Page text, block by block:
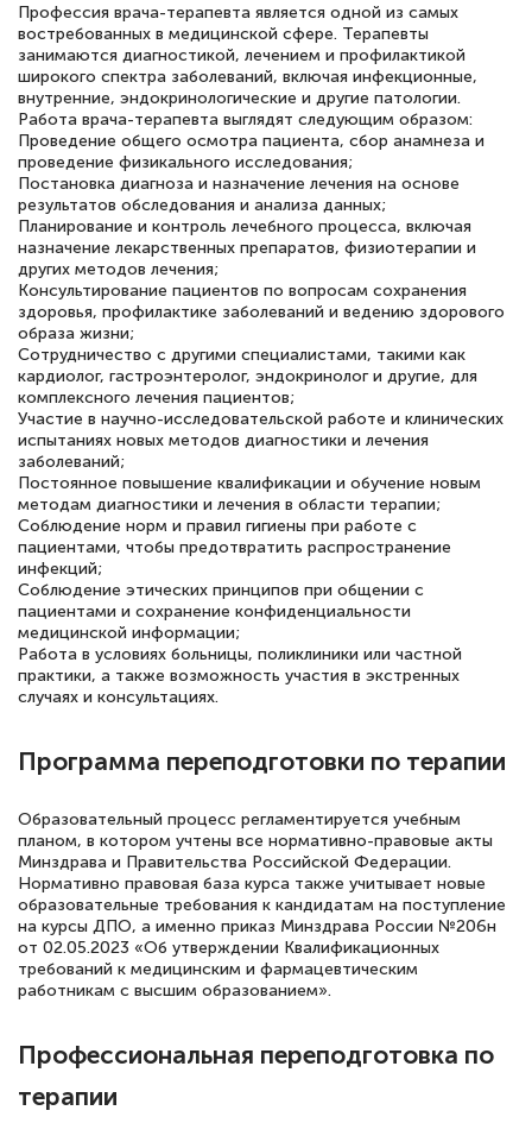
подготовиться к тестированию. Это
книги, методические рекомендации,
статьи. Времени на подготовку
достаточно. Курс помогает пройти
аттестацию в школе. Спасибо!
Евгения Коротких
Знаток города 2 уровня
Спасибо большое Академии! Грамотное,
вежливое сопровождение! Всё чётко и
понятно! Проходила повышение
квалификации. Ещё раз - СПАСИБО!
Елена Петрикс
Знаток города 5 уровня
11 марта 2026
Всем добрый день! Я прошла курс
специальности «Тренер-преподаватель
по тяжелой атлетике»! Хочется
подчеркуть, что при обращении
оперативно связались со мной
специалисты, ответили на все
интересующие вопросы и в течении
двух…
Светлана К
Профессия врача-терапевта является одной из самых
востребованных в медицинской сфере. Терапевты
занимаются диагностикой, лечением и профилактикой
широкого спектра заболеваний, включая инфекционные,
внутренние, эндокринологические и другие патологии.
Работа врача-терапевта выглядят следующим образом:
Проведение общего осмотра пациента, сбор анамнеза и
проведение физикального исследования;
Постановка диагноза и назначение лечения на основе
результатов обследования и анализа данных;
Планирование и контроль лечебного процесса, включая
назначение лекарственных препаратов, физиотерапии и
других методов лечения;
Консультирование пациентов по вопросам сохранения
здоровья, профилактике заболеваний и ведению здорового
образа жизни;
Сотрудничество с другими специалистами, такими как
кардиолог, гастроэнтеролог, эндокринолог и другие, для
комплексного лечения пациентов;
Участие в научно-исследовательской работе и клинических
испытаниях новых методов диагностики и лечения
заболеваний;
Постоянное повышение квалификации и обучение новым
методам диагностики и лечения в области терапии;
Соблюдение норм и правил гигиены при работе с
пациентами, чтобы предотвратить распространение
инфекций;
Соблюдение этических принципов при общении с
пациентами и сохранение конфиденциальности
медицинской информации;
Работа в условиях больницы, поликлиники или частной
практики, а также возможность участия в экстренных
случаях и консультациях.
Программа переподготовки по терапии
Образовательный процесс регламентируется учебным
планом, в котором учтены все нормативно-правовые акты
Минздрава и Правительства Российской Федерации.
Нормативно правовая база курса также учитывает новые
образовательные требования к кандидатам на поступление
на курсы ДПО, а именно приказ Минздрава России №206н
от 02.05.2023 «Об утверждении Квалификационных
требований к медицинским и фармацевтическим
работникам с высшим образованием».
Профессиональная переподготовка по
терапии